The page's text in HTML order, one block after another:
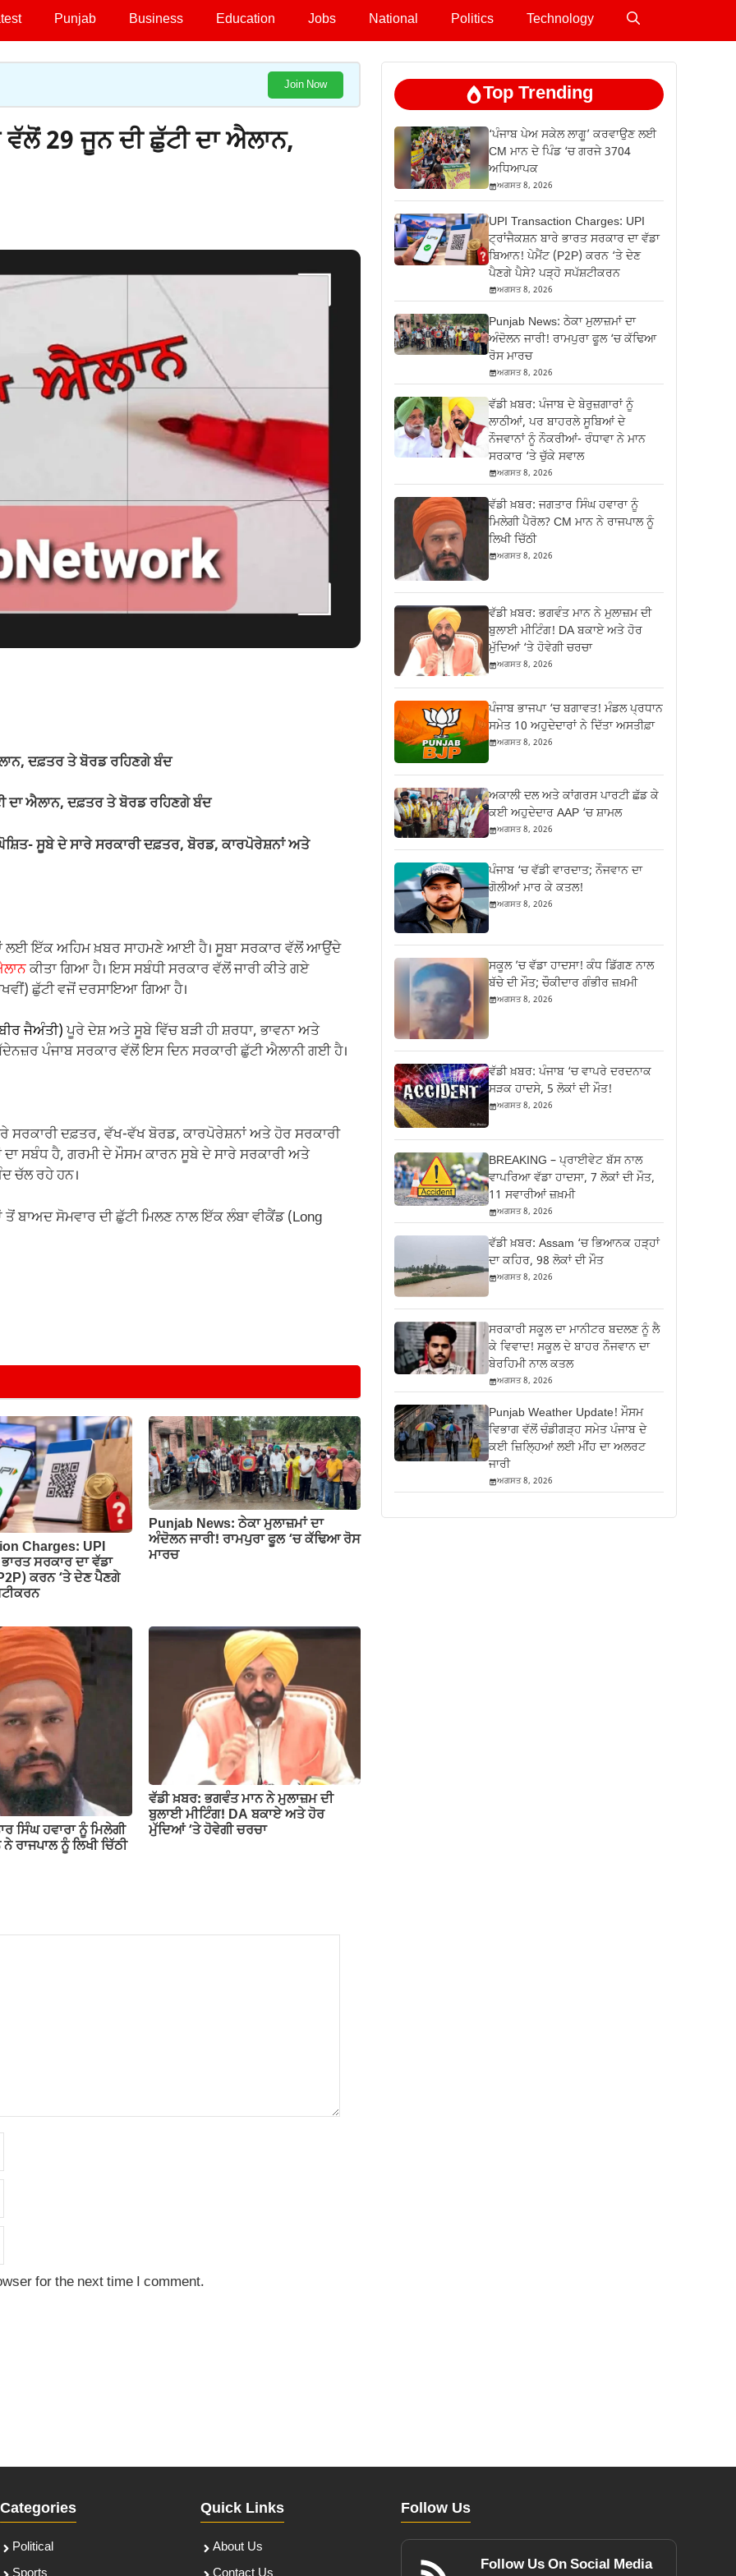
Punjab Business Education Jobs National Politics Technology
Join Now
29 ਜੂਨ ਦੀ ਛੁੱਟੀ ਦਾ ਐਲਾਨ,
ਦਫ਼ਤਰ ਤੇ ਬੋਰਡ ਰਹਿਣਗੇ ਬੰਦ
ਦਾ ਐਲਾਨ, ਦਫ਼ਤਰ ਤੇ ਬੋਰਡ ਰਹਿਣਗੇ ਬੰਦ
ਸੂਬੇ ਦੇ ਸਾਰੇ ਸਰਕਾਰੀ ਦਫ਼ਤਰ, ਬੋਰਡ, ਕਾਰਪੋਰੇਸ਼ਨਾਂ ਅਤੇ
ਲਈ ਇੱਕ ਅਹਿਮ ਖ਼ਬਰ ਸਾਹਮਣੇ ਆਈ ਹੈ। ਸੂਬਾ ਸਰਕਾਰ ਵੱਲੋਂ ਆਉਂਦੇ
ਕੀਤਾ ਗਿਆ ਹੈ। ਇਸ ਸਬੰਧੀ ਸਰਕਾਰ ਵੱਲੋਂ ਜਾਰੀ ਕੀਤੇ ਗਏ
ਛੁੱਟੀ ਵਜੋਂ ਦਰਸਾਇਆ ਗਿਆ ਹੈ।
ਜੈਅੰਤੀ) ਪੂਰੇ ਦੇਸ਼ ਅਤੇ ਸੂਬੇ ਵਿੱਚ ਬੜੀ ਹੀ ਸ਼ਰਧਾ, ਭਾਵਨਾ ਅਤੇ
ਪੰਜਾਬ ਸਰਕਾਰ ਵੱਲੋਂ ਇਸ ਦਿਨ ਸਰਕਾਰੀ ਛੁੱਟੀ ਐਲਾਨੀ ਗਈ ਹੈ।
ਸਰਕਾਰੀ ਦਫ਼ਤਰ, ਵੱਖ-ਵੱਖ ਬੋਰਡ, ਕਾਰਪੋਰੇਸ਼ਨਾਂ ਅਤੇ ਹੋਰ ਸਰਕਾਰੀ
ਸਬੰਧ ਹੈ, ਗਰਮੀ ਦੇ ਮੌਸਮ ਕਾਰਨ ਸੂਬੇ ਦੇ ਸਾਰੇ ਸਰਕਾਰੀ ਅਤੇ
ਚੱਲ ਰਹੇ ਹਨ।
ਸੋਮਵਾਰ ਦੀ ਛੁੱਟੀ ਮਿਲਣ ਨਾਲ ਇੱਕ ਲੰਬਾ ਵੀਕੈਂਡ (Long
Charges: UPI
ਸਰਕਾਰ ਦਾ ਵੱਡਾ
ਕਰਨ ‘ਤੇ ਦੇਣ ਪੈਣਗੇ
Punjab News: ਠੇਕਾ ਮੁਲਾਜ਼ਮਾਂ ਦਾ
ਅੰਦੋਲਨ ਜਾਰੀ! ਰਾਮਪੁਰਾ ਫੂਲ ‘ਚ ਕੱਢਿਆ ਰੋਸ
ਮਾਰਚ
ਸਿੰਘ ਹਵਾਰਾ ਨੂੰ ਮਿਲੇਗੀ
ਰਾਜਪਾਲ ਨੂੰ ਲਿਖੀ ਚਿੱਠੀ
ਵੱਡੀ ਖ਼ਬਰ: ਭਗਵੰਤ ਮਾਨ ਨੇ ਮੁਲਾਜ਼ਮ ਦੀ
ਬੁਲਾਈ ਮੀਟਿੰਗ! DA ਬਕਾਏ ਅਤੇ ਹੋਰ
ਮੁੱਦਿਆਂ ‘ਤੇ ਹੋਵੇਗੀ ਚਰਚਾ
for the next time I comment.
Top Trending
‘ਪੰਜਾਬ ਪੇਅ ਸਕੇਲ ਲਾਗੂ’ ਕਰਵਾਉਣ ਲਈ
CM ਮਾਨ ਦੇ ਪਿੰਡ ‘ਚ ਗਰਜੇ 3704
ਅਧਿਆਪਕ
ਅਗਸਤ 8, 2026
UPI Transaction Charges: UPI
ਟ੍ਰਾਂਜੈਕਸ਼ਨ ਬਾਰੇ ਭਾਰਤ ਸਰਕਾਰ ਦਾ ਵੱਡਾ
ਬਿਆਨ! ਪੇਮੈਂਟ (P2P) ਕਰਨ ‘ਤੇ ਦੇਣ
ਪੈਣਗੇ ਪੈਸੇ? ਪੜ੍ਹੋ ਸਪੱਸ਼ਟੀਕਰਨ
ਅਗਸਤ 8, 2026
Punjab News: ਠੇਕਾ ਮੁਲਾਜ਼ਮਾਂ ਦਾ
ਅੰਦੋਲਨ ਜਾਰੀ! ਰਾਮਪੁਰਾ ਫੂਲ ‘ਚ ਕੱਢਿਆ
ਰੋਸ ਮਾਰਚ
ਅਗਸਤ 8, 2026
ਵੱਡੀ ਖ਼ਬਰ: ਪੰਜਾਬ ਦੇ ਬੇਰੁਜ਼ਗਾਰਾਂ ਨੂੰ
ਲਾਠੀਆਂ, ਪਰ ਬਾਹਰਲੇ ਸੂਬਿਆਂ ਦੇ
ਨੌਜਵਾਨਾਂ ਨੂੰ ਨੌਕਰੀਆਂ- ਰੰਧਾਵਾ ਨੇ ਮਾਨ
ਸਰਕਾਰ ‘ਤੇ ਚੁੱਕੇ ਸਵਾਲ
ਅਗਸਤ 8, 2026
ਵੱਡੀ ਖ਼ਬਰ: ਜਗਤਾਰ ਸਿੰਘ ਹਵਾਰਾ ਨੂੰ
ਮਿਲੇਗੀ ਪੈਰੋਲ? CM ਮਾਨ ਨੇ ਰਾਜਪਾਲ ਨੂੰ
ਲਿਖੀ ਚਿੱਠੀ
ਅਗਸਤ 8, 2026
ਵੱਡੀ ਖ਼ਬਰ: ਭਗਵੰਤ ਮਾਨ ਨੇ ਮੁਲਾਜ਼ਮ ਦੀ
ਬੁਲਾਈ ਮੀਟਿੰਗ! DA ਬਕਾਏ ਅਤੇ ਹੋਰ
ਮੁੱਦਿਆਂ ‘ਤੇ ਹੋਵੇਗੀ ਚਰਚਾ
ਅਗਸਤ 8, 2026
ਪੰਜਾਬ ਭਾਜਪਾ ‘ਚ ਬਗਾਵਤ! ਮੰਡਲ ਪ੍ਰਧਾਨ
ਸਮੇਤ 10 ਅਹੁਦੇਦਾਰਾਂ ਨੇ ਦਿੱਤਾ ਅਸਤੀਫ਼ਾ
ਅਗਸਤ 8, 2026
ਅਕਾਲੀ ਦਲ ਅਤੇ ਕਾਂਗਰਸ ਪਾਰਟੀ ਛੱਡ ਕੇ
ਕਈ ਅਹੁਦੇਦਾਰ AAP ‘ਚ ਸ਼ਾਮਲ
ਅਗਸਤ 8, 2026
ਪੰਜਾਬ ‘ਚ ਵੱਡੀ ਵਾਰਦਾਤ; ਨੌਜਵਾਨ ਦਾ
ਗੋਲੀਆਂ ਮਾਰ ਕੇ ਕਤਲ!
ਅਗਸਤ 8, 2026
ਸਕੂਲ ’ਚ ਵੱਡਾ ਹਾਦਸਾ! ਕੰਧ ਡਿੱਗਣ ਨਾਲ
ਬੱਚੇ ਦੀ ਮੌਤ; ਚੌਕੀਦਾਰ ਗੰਭੀਰ ਜ਼ਖ਼ਮੀ
ਅਗਸਤ 8, 2026
ਵੱਡੀ ਖ਼ਬਰ: ਪੰਜਾਬ ‘ਚ ਵਾਪਰੇ ਦਰਦਨਾਕ
ਸੜਕ ਹਾਦਸੇ, 5 ਲੋਕਾਂ ਦੀ ਮੌਤ!
ਅਗਸਤ 8, 2026
BREAKING – ਪ੍ਰਾਈਵੇਟ ਬੱਸ ਨਾਲ
ਵਾਪਰਿਆ ਵੱਡਾ ਹਾਦਸਾ, 7 ਲੋਕਾਂ ਦੀ ਮੌਤ,
11 ਸਵਾਰੀਆਂ ਜ਼ਖ਼ਮੀ
ਅਗਸਤ 8, 2026
ਵੱਡੀ ਖ਼ਬਰ: Assam ‘ਚ ਭਿਆਨਕ ਹੜ੍ਹਾਂ
ਦਾ ਕਹਿਰ, 98 ਲੋਕਾਂ ਦੀ ਮੌਤ
ਅਗਸਤ 8, 2026
ਸਰਕਾਰੀ ਸਕੂਲ ਦਾ ਮਾਨੀਟਰ ਬਦਲਣ ਨੂੰ ਲੈ
ਕੇ ਵਿਵਾਦ! ਸਕੂਲ ਦੇ ਬਾਹਰ ਨੌਜਵਾਨ ਦਾ
ਬੇਰਹਿਮੀ ਨਾਲ ਕਤਲ
ਅਗਸਤ 8, 2026
Punjab Weather Update! ਮੌਸਮ
ਵਿਭਾਗ ਵੱਲੋਂ ਚੰਡੀਗੜ੍ਹ ਸਮੇਤ ਪੰਜਾਬ ਦੇ
ਕਈ ਜ਼ਿਲ੍ਹਿਆਂ ਲਈ ਮੀਂਹ ਦਾ ਅਲਰਟ
ਜਾਰੀ
ਅਗਸਤ 8, 2026
Categories
Political
Quick Links
About Us
Follow Us
Follow Us On Social Media